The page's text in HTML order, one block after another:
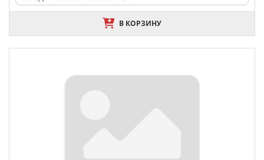
В КОРЗИНУ